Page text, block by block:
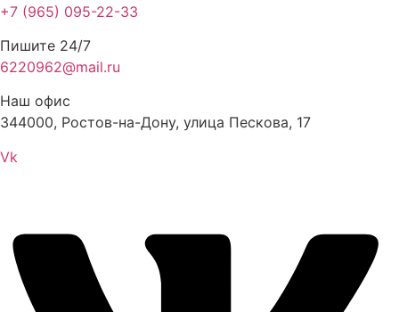
+7 (965) 095-22-33
Пишите 24/7
6220962@mail.ru
Наш офис
344000, Ростов-на-Дону, улица Пескова, 17
Vk